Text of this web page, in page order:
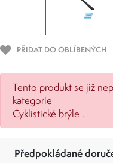
PŘIDAT DO OBLÍBENÝCH
Tento produkt se již
kategorie
Cyklistické brýle .
Předpokládané